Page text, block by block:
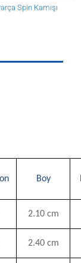
Spin Kamışı
Boy
2.10 cm
2.40 cm